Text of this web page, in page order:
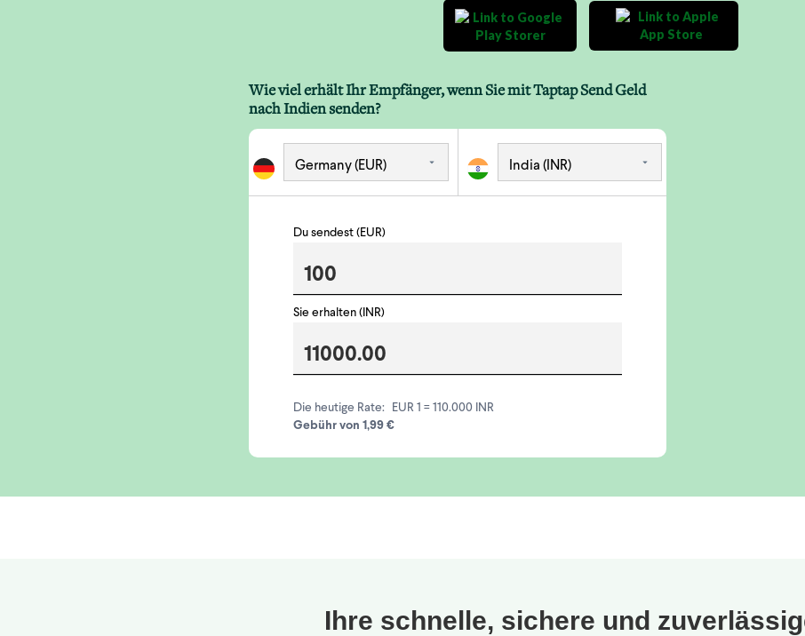
Wie viel erhält Ihr Empfänger, wenn Sie mit Taptap Send Geld
nach Indien senden?
Du sendest (EUR)
Sie erhalten (INR)
Die heutige Rate:
EUR 1 = 110.000 INR
Gebühr von 1,99 €
Ihre schnelle, sichere und